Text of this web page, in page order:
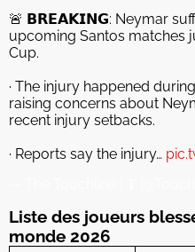
🚨 𝗕𝗥𝗘𝗔𝗞𝗜𝗡𝗚: Neymar
upcoming Santos matches
Cup.
· The injury happened
raising concerns about
recent injury setbacks.
· Reports say the injury…
Liste des joueurs
monde 2026